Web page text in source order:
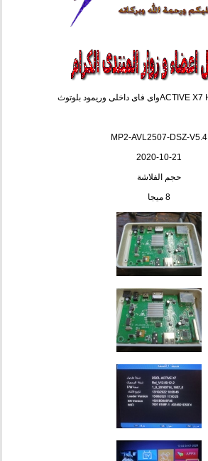
MP2-AVL2507-DSZ-V5.4
2020-10-21
حجم الفلاشة
8 ميجا